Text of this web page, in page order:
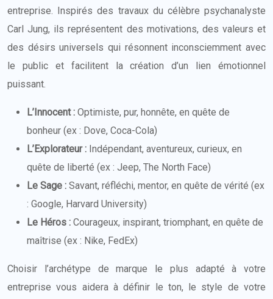
entreprise. Inspirés des travaux du célèbre psychanalyste
Carl Jung, ils représentent des motivations, des valeurs et
des désirs universels qui résonnent inconsciemment avec
le public et facilitent la création d’un lien émotionnel
puissant.
L’Innocent : Optimiste, pur, honnête, en quête de
bonheur (ex : Dove, Coca-Cola)
L’Explorateur : Indépendant, aventureux, curieux, en
quête de liberté (ex : Jeep, The North Face)
Le Sage : Savant, réfléchi, mentor, en quête de vérité (ex
: Google, Harvard University)
Le Héros : Courageux, inspirant, triomphant, en quête de
maîtrise (ex : Nike, FedEx)
Choisir l’archétype de marque le plus adapté à votre
entreprise vous aidera à définir le ton, le style de votre